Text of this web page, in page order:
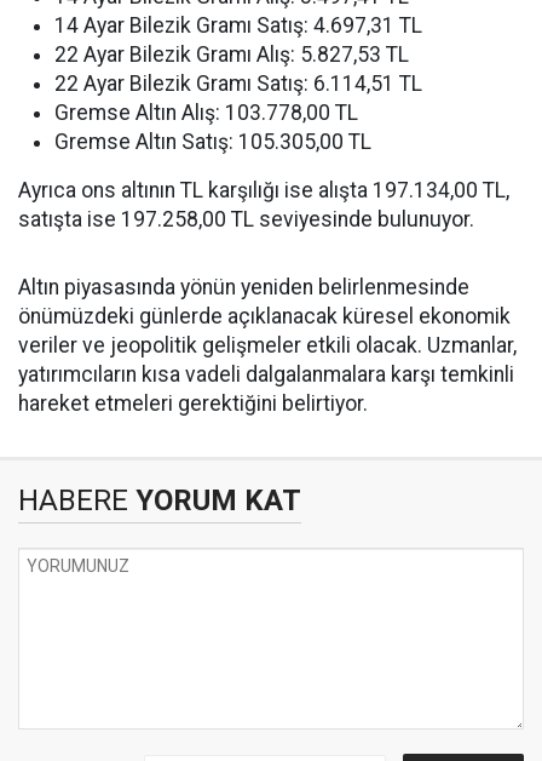
14 Ayar Bilezik Gramı Satış: 4.697,31 TL
22 Ayar Bilezik Gramı Alış: 5.827,53 TL
22 Ayar Bilezik Gramı Satış: 6.114,51 TL
Gremse Altın Alış: 103.778,00 TL
Gremse Altın Satış: 105.305,00 TL
Ayrıca ons altının TL karşılığı ise alışta 197.134,00 TL,
satışta ise 197.258,00 TL seviyesinde bulunuyor.
Altın piyasasında yönün yeniden belirlenmesinde
önümüzdeki günlerde açıklanacak küresel ekonomik
veriler ve jeopolitik gelişmeler etkili olacak. Uzmanlar,
yatırımcıların kısa vadeli dalgalanmalara karşı temkinli
hareket etmeleri gerektiğini belirtiyor.
HABERE YORUM KAT